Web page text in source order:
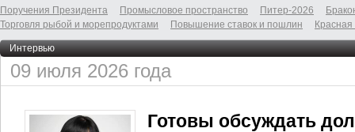
Поручения Президента
Промысловое пространство Питер-2026
Торговля рыбой и морепродуктами
Повышение ставок и пошлин
Интервью
09 июля 2026 года
Готовы обсуждать